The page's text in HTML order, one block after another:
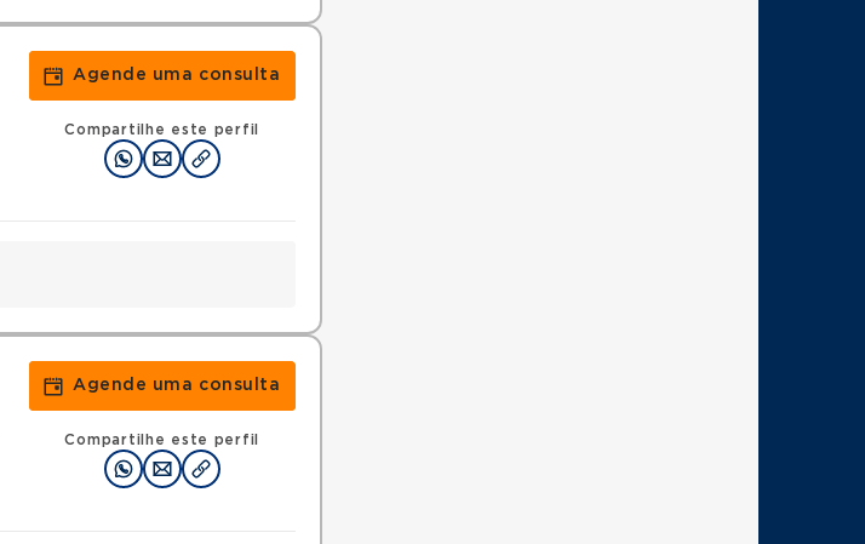
Agende uma consulta
Compartilhe este perfil
Agende uma consulta
Compartilhe este perfil